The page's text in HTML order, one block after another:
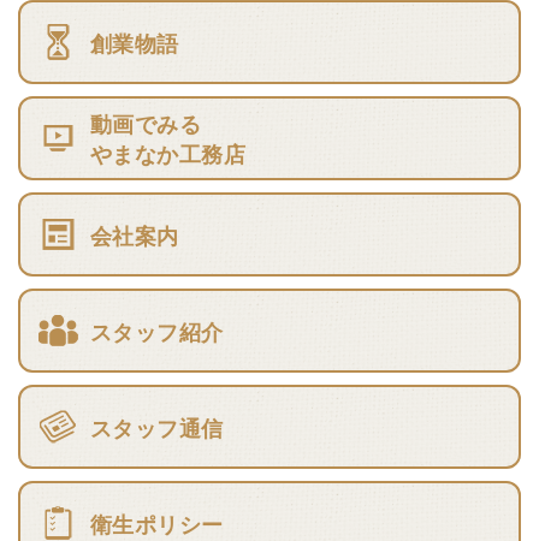
創業物語
動画でみる
やまなか工務店
会社案内
スタッフ紹介
スタッフ通信
衛生ポリシー